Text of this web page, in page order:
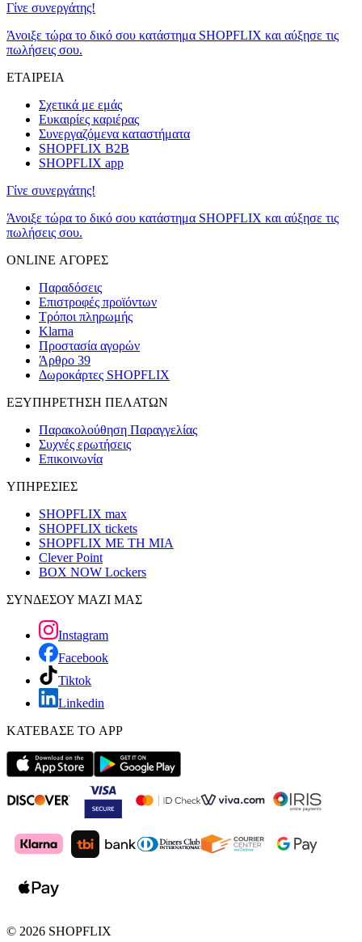
Γίνε συνεργάτης!
Άνοιξε τώρα το δικό σου κατάστημα SHOPFLIX και αύξησε τις
πωλήσεις σου.
ΕΤΑΙΡΕΙΑ
Σχετικά με εμάς
Ευκαιρίες καριέρας
Συνεργαζόμενα καταστήματα
SHOPFLIX B2B
SHOPFLIX app
Γίνε συνεργάτης!
Άνοιξε τώρα το δικό σου κατάστημα SHOPFLIX και αύξησε τις
πωλήσεις σου.
ONLINE ΑΓΟΡΕΣ
Παραδόσεις
Επιστροφές προϊόντων
Τρόποι πληρωμής
Klarna
Προστασία αγορών
Άρθρο 39
Δωροκάρτες SHOPFLIX
ΕΞΥΠΗΡΕΤΗΣΗ ΠΕΛΑΤΩΝ
Παρακολούθηση Παραγγελίας
Συχνές ερωτήσεις
Επικοινωνία
ΥΠΗΡΕΣΙΕΣ
SHOPFLIX max
SHOPFLIX tickets
SHOPFLIX ΜΕ ΤΗ ΜΙΑ
Clever Point
BOX NOW Lockers
ΣΥΝΔΕΣΟΥ ΜΑΖΙ ΜΑΣ
Instagram
Facebook
Tiktok
Linkedin
ΚΑΤΕΒΑΣΕ ΤΟ APP
© 2026 SHOPFLIX